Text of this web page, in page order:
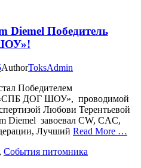
Diemel Победитель
AuthorToksAdmin
Победителем
«СПБ ДОГ ШОУ», проводимой
Любови Терентьевой
Diemel завоевал CW, CAC,
Лучший Read More …
, События питомника